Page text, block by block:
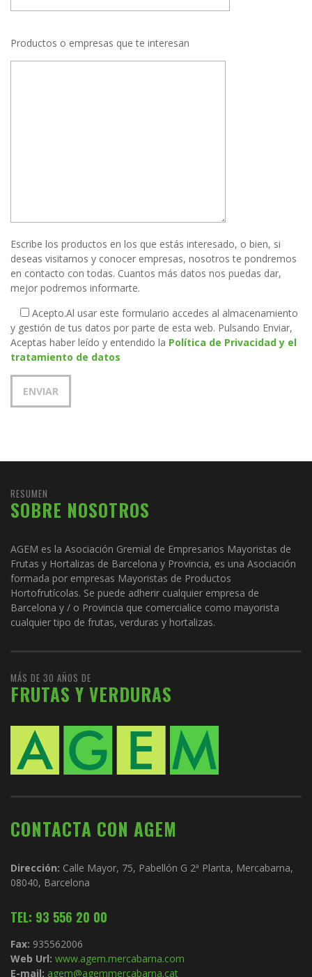
Productos o empresas que te interesan
Escribe los productos en los que estás interesado, o bien, si
deseas visitarnos y conocer empresas, nosotros te pondremos
en contacto con todas. Cuantos más datos nos puedas dar,
mejor podremos informarte.
Acepto.Al usar este formulario accedes al almacenamiento
y gestión de tus datos por parte de esta web. Pulsando Enviar,
Aceptas haber leído y entendido la Política de Privacidad y el
tratamiento de datos
RESUMEN
SOBRE NOSOTROS
AGEM es la Asociación Gremial de Empresarios Mayoristas de
Frutas y Hortalizas de Barcelona y Provincia, es una Asociación
formada por empresas Mayoristas de Productos
Hortofrutícolas. Se puede adherir cualquier empresa de
Barcelona y / o Provincia que comercialice como mayorista
cualquier tipo de frutas, verduras y hortalizas.
MÁS DE 30 AÑOS DE
FRUTAS Y VERDURAS
CONTACTA CON AGEM
Dirección: Calle Mayor, 75, Pabellón G 2ª Planta, Mercabarna,
08040, Barcelona
TEL: 93 556 20 00
Fax: 935562006
Web Url: www.agem.mercabarna.com
E-mail: agem@agemmercabarna.cat